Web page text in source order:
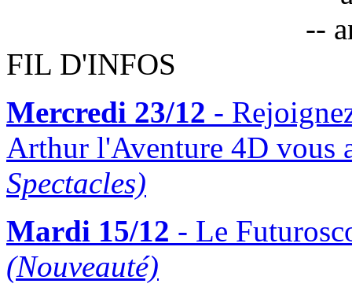
--
FIL D'INFOS
Mercredi 23/12 -
Arthur l'Aventure 4D vous
Spectacles)
Mardi 15/12 - Le
(Nouveauté)